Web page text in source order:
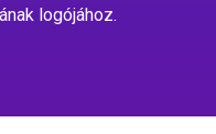
logójához.